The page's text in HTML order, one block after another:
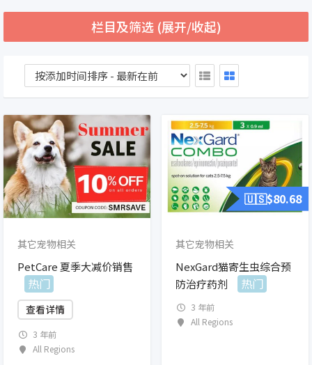
栏目及筛选 (展开/收起)
其它宠物相关
PetCare 夏季大减价销售
热门
查看详情
3 年前
All Regions
🇺🇸$80.68
其它宠物相关
NexGard猫寄生虫综合预
防治疗药剂
热门
3 年前
All Regions